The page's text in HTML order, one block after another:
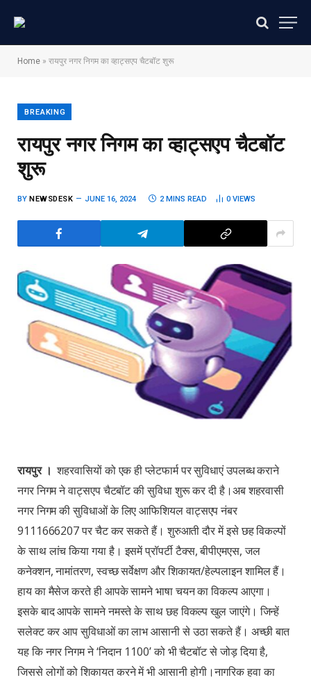
Home » रायपुर नगर निगम का व्हाट्सएप चैटबॉट शुरू
BREAKING
रायपुर नगर निगम का व्हाट्सएप चैटबॉट
शुरू
BY NEWSDESK JUNE 16, 2024 2 MINS READ 0VIEWS
रायपुर । शहरवासियों को एक ही प्लेटफार्म पर सुविधाएं उपलब्ध कराने
नगर निगम ने वाट्सएप चैटबॉट की सुविधा शुरू कर दी है।अब शहरवासी
नगर निगम की सुविधाओं के लिए आफिशियल वाट्सएप नंबर
9111666207 पर चैट कर सकते हैं। शुरुआती दौर में इसे छह विकल्पों
के साथ लांच किया गया है। इसमें प्रॉपर्टी टैक्स, बीपीएमएस, जल
कनेक्शन, नामांतरण, स्वच्छ सर्वेक्षण और शिकायत/हेल्पलाइन शामिल हैं।
हाय का मैसेज करते ही आपके सामने भाषा चयन का विकल्प आएगा।
इसके बाद आपके सामने नमस्ते के साथ छह विकल्प खुल जाएंगे। जिन्हें
सलेक्ट कर आप सुविधाओं का लाभ आसानी से उठा सकते हैं। अच्छी बात
यह कि नगर निगम ने ‘निदान 1100’ को भी चैटबॉट से जोड़ दिया है,
जिससे लोगों को शिकायत करने में भी आसानी होगी।नागरिक हवा का